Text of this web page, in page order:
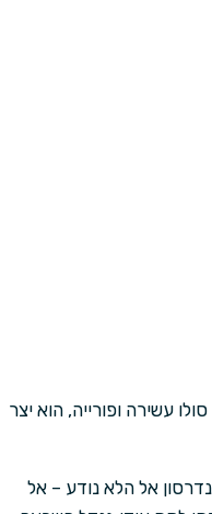
עשירה ופורייה, הוא יצר
אל הלא נודע – אל